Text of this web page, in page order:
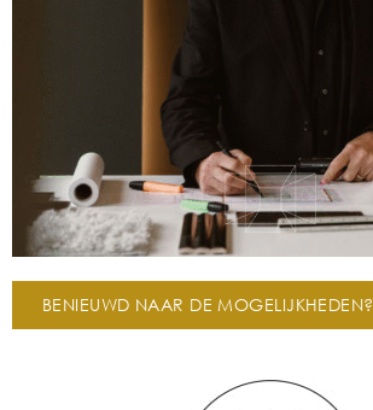
BENIEUWD NAAR DE MOGELIJKHEDEN?